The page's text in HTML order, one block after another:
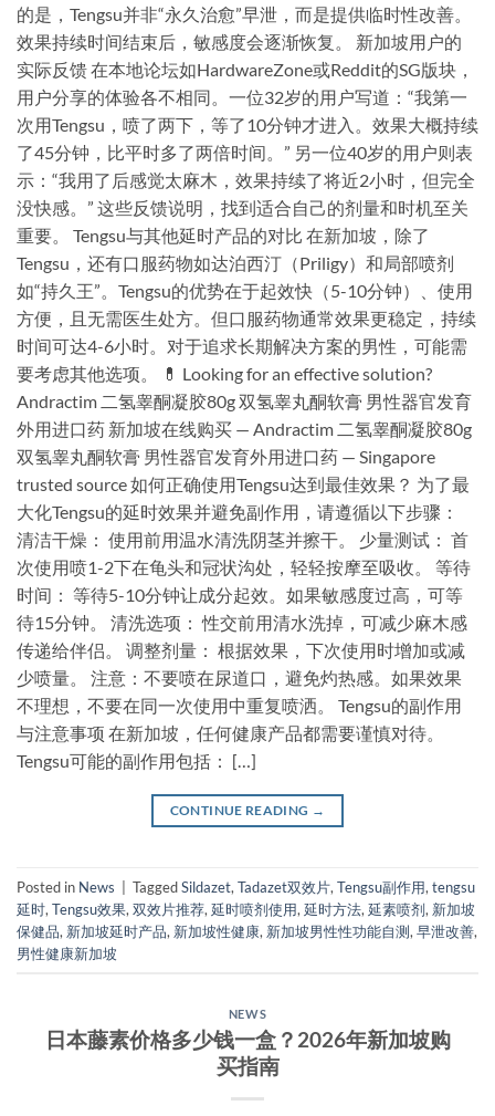
的是，Tengsu并非“永久治愈”早泄，而是提供临时性改善。
效果持续时间结束后，敏感度会逐渐恢复。 新加坡用户的
实际反馈 在本地论坛如HardwareZone或Reddit的SG版块，
用户分享的体验各不相同。一位32岁的用户写道：“我第一
次用Tengsu，喷了两下，等了10分钟才进入。效果大概持续
了45分钟，比平时多了两倍时间。” 另一位40岁的用户则表
示：“我用了后感觉太麻木，效果持续了将近2小时，但完全
没快感。” 这些反馈说明，找到适合自己的剂量和时机至关
重要。 Tengsu与其他延时产品的对比 在新加坡，除了
Tengsu，还有口服药物如达泊西汀（Priligy）和局部喷剂
如“持久王”。Tengsu的优势在于起效快（5-10分钟）、使用
方便，且无需医生处方。但口服药物通常效果更稳定，持续
时间可达4-6小时。对于追求长期解决方案的男性，可能需
要考虑其他选项。 💊 Looking for an effective solution?
Andractim 二氢睾酮凝胶80g 双氢睾丸酮软膏 男性器官发育
外用进口药 新加坡在线购买 — Andractim 二氢睾酮凝胶80g
双氢睾丸酮软膏 男性器官发育外用进口药 — Singapore
trusted source 如何正确使用Tengsu达到最佳效果？ 为了最
大化Tengsu的延时效果并避免副作用，请遵循以下步骤：
清洁干燥： 使用前用温水清洗阴茎并擦干。 少量测试： 首
次使用喷1-2下在龟头和冠状沟处，轻轻按摩至吸收。 等待
时间： 等待5-10分钟让成分起效。如果敏感度过高，可等
待15分钟。 清洗选项： 性交前用清水洗掉，可减少麻木感
传递给伴侣。 调整剂量： 根据效果，下次使用时增加或减
少喷量。 注意：不要喷在尿道口，避免灼热感。如果效果
不理想，不要在同一次使用中重复喷洒。 Tengsu的副作用
与注意事项 在新加坡，任何健康产品都需要谨慎对待。
Tengsu可能的副作用包括： […]
CONTINUE READING →
Posted in News TaggedSildazet, Tadazet双效片, Tengsu副作用, tengsu
延时, Tengsu效果, 双效片推荐, 延时喷剂使用, 延时方法, 延素喷剂, 新加坡
保健品, 新加坡延时产品, 新加坡性健康, 新加坡男性性功能自测, 早泄改善,
男性健康新加坡
NEWS
日本藤素价格多少钱一盒？2026年新加坡购
买指南